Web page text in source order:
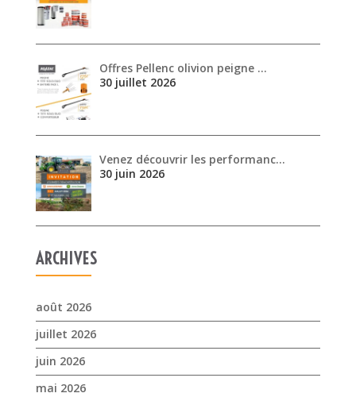
Offres Pellenc olivion peigne …
30 juillet 2026
Venez découvrir les performanc…
30 juin 2026
ARCHIVES
août 2026
juillet 2026
juin 2026
mai 2026